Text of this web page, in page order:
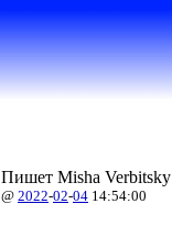
Пишет Misha
@ 2022-02-04 14:54:00